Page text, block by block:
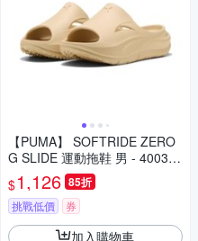
【PUMA】 SOFTRIDE ZERO
G SLIDE 運動拖鞋 男 - 400343
02
$1,126 85折
挑戰低價 券
加入購物車